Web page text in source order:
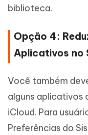
biblioteca.
Opção 4:
Aplicativos no
Você também
alguns aplicativos
iCloud. Para
Preferências do